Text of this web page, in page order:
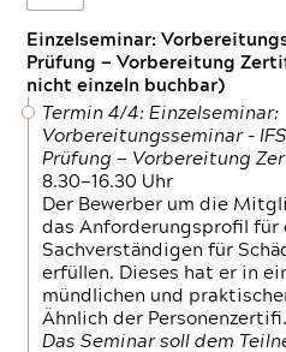
Einzelseminar:
Prüfung — Vorbereitung
nicht einzeln buchbar)
Termin 4/4: Einzelseminar:
Vorbereitungsseminar -
Prüfung — Vorbereitung
8.30—16.30 Uhr
Der Bewerber um die
das Anforderungsprofil für
Sachverständigen für
erfüllen. Dieses hat er in
mündlichen und
Ähnlich der
Das Seminar soll dem